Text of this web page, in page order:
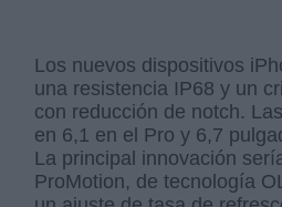
Los nuevos dispositivos
una resistencia IP68 y un
con reducción de notch.
en 6,1 en el Pro y 6,7
La principal innovación
ProMotion, de tecnología